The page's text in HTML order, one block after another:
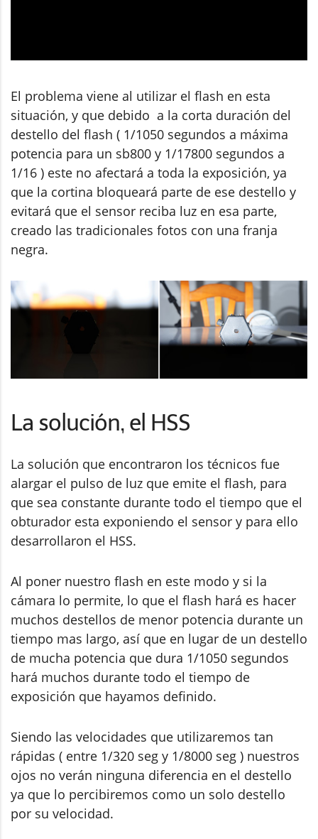
El problema viene al utilizar el flash en esta
situación, y que debido a la corta duración del
destello del flash ( 1/1050 segundos a máxima
potencia para un sb800 y 1/17800 segundos a
1/16 ) este no afectará a toda la exposición, ya
que la cortina bloqueará parte de ese destello y
evitará que el sensor reciba luz en esa parte,
creado las tradicionales fotos con una franja
negra.
La solución, el HSS
La solución que encontraron los técnicos fue
alargar el pulso de luz que emite el flash, para
que sea constante durante todo el tiempo que el
obturador esta exponiendo el sensor y para ello
desarrollaron el HSS.
Al poner nuestro flash en este modo y si la
cámara lo permite, lo que el flash hará es hacer
muchos destellos de menor potencia durante un
tiempo mas largo, así que en lugar de un destello
de mucha potencia que dura 1/1050 segundos
hará muchos durante todo el tiempo de
exposición que hayamos definido.
Siendo las velocidades que utilizaremos tan
rápidas ( entre 1/320 seg y 1/8000 seg ) nuestros
ojos no verán ninguna diferencia en el destello
ya que lo percibiremos como un solo destello
por su velocidad.